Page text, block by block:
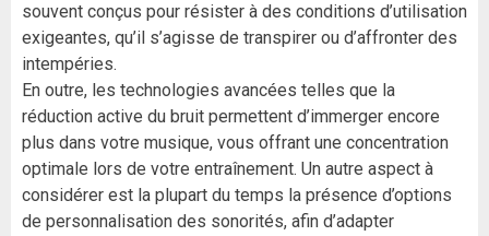
souvent conçus pour résister à des conditions d’utilisation
exigeantes, qu’il s’agisse de transpirer ou d’affronter des
intempéries.
En outre, les technologies avancées telles que la
réduction active du bruit permettent d’immerger encore
plus dans votre musique, vous offrant une concentration
optimale lors de votre entraînement. Un autre aspect à
considérer est la plupart du temps la présence d’options
de personnalisation des sonorités, afin d’adapter